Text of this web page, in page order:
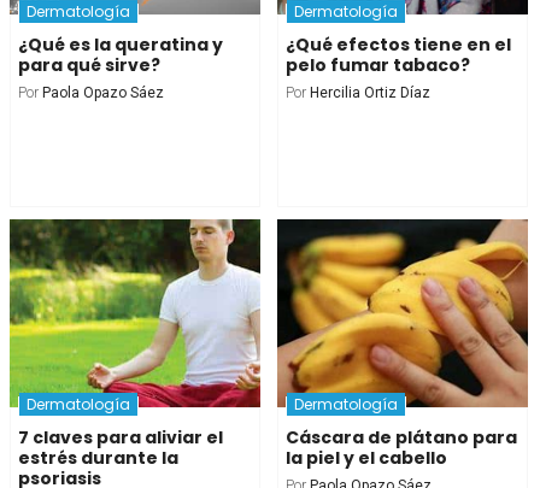
Dermatología
¿Qué es la queratina y
para qué sirve?
Por Paola Opazo Sáez
Dermatología
¿Qué efectos tiene en el
pelo fumar tabaco?
Por Hercilia Ortiz Díaz
Dermatología
7 claves para aliviar el
estrés durante la
psoriasis
Dermatología
Cáscara de plátano para
la piel y el cabello